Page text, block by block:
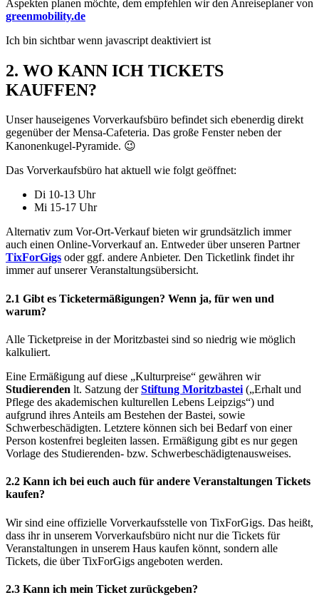
Aspekten planen möchte, dem empfehlen wir den Anreiseplaner von
greenmobility.de
Ich bin sichtbar wenn javascript deaktiviert ist
2. WO KANN ICH TICKETS
KAUFFEN?
Unser hauseigenes Vorverkaufsbüro befindet sich ebenerdig direkt
gegenüber der Mensa-Cafeteria. Das große Fenster neben der
Kanonenkugel-Pyramide. 😉
Das Vorverkaufsbüro hat aktuell wie folgt geöffnet:
Di 10-13 Uhr
Mi 15-17 Uhr
Alternativ zum Vor-Ort-Verkauf bieten wir grundsätzlich immer
auch einen Online-Vorverkauf an. Entweder über unseren Partner
TixForGigs oder ggf. andere Anbieter. Den Ticketlink findet ihr
immer auf unserer Veranstaltungsübersicht.
2.1 Gibt es Ticketermäßigungen? Wenn ja, für wen und
warum?
Alle Ticketpreise in der Moritzbastei sind so niedrig wie möglich
kalkuliert.
Eine Ermäßigung auf diese „Kulturpreise“ gewähren wir
Studierenden lt. Satzung derStiftung Moritzbastei („Erhalt und
Pflege des akademischen kulturellen Lebens Leipzigs“) und
aufgrund ihres Anteils am Bestehen der Bastei, sowie
Schwerbeschädigten. Letztere können sich bei Bedarf von einer
Person kostenfrei begleiten lassen. Ermäßigung gibt es nur gegen
Vorlage des Studierenden- bzw. Schwerbeschädigtenausweises.
2.2 Kann ich bei euch auch für andere Veranstaltungen Tickets
kaufen?
Wir sind eine offizielle Vorverkaufsstelle von TixForGigs. Das heißt,
dass ihr in unserem Vorverkaufsbüro nicht nur die Tickets für
Veranstaltungen in unserem Haus kaufen könnt, sondern alle
Tickets, die über TixForGigs angeboten werden.
2.3 Kann ich mein Ticket zurückgeben?